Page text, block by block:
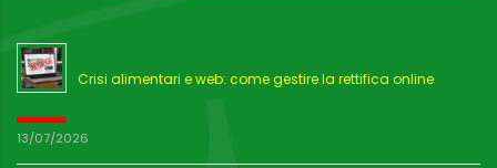
Crisi alimentari e web: come gestire la rettifica online
13/07/2026